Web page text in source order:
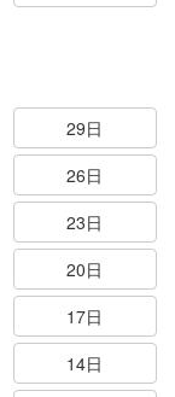
29日
26日
23日
20日
17日
14日